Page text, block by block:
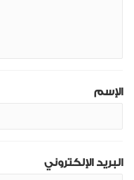
الإسم
البريد الإلكتروني